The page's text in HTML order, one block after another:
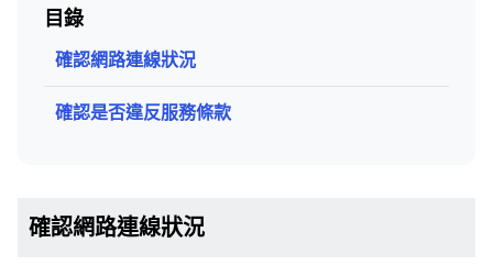
目錄
確認網路連線狀況
確認是否違反服務條款
確認網路連線狀況